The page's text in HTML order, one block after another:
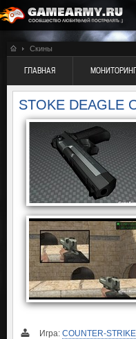
Скины
ГЛАВНАЯ
STOKE DEAGLE
Игра: COUNTER-